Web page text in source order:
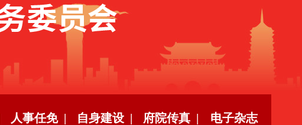
人事任免 | 自身建设 | 府院传真 | 电子杂志